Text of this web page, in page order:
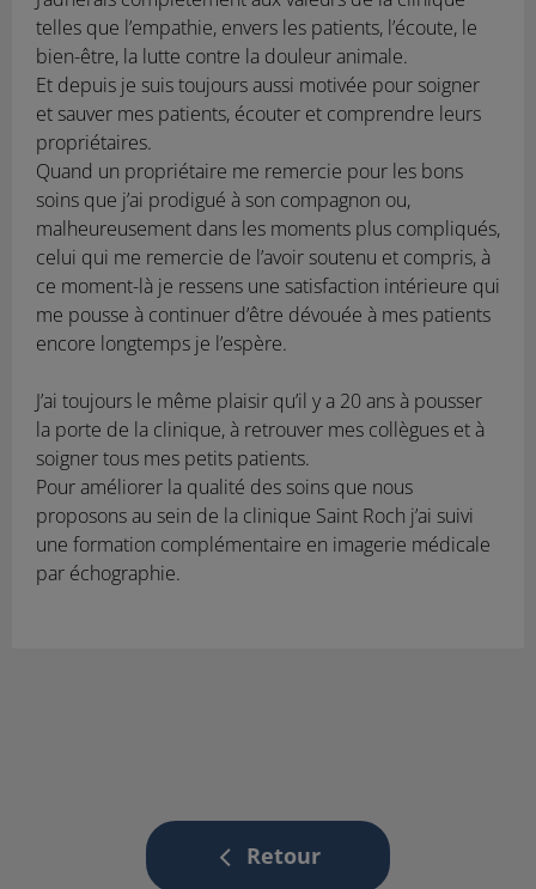
telles que l’empathie, envers les patients, l’écoute, le
bien-être, la lutte contre la douleur animale.
Et depuis je suis toujours aussi motivée pour soigner
et sauver mes patients, écouter et comprendre leurs
propriétaires.
Quand un propriétaire me remercie pour les bons
soins que j’ai prodigué à son compagnon ou,
malheureusement dans les moments plus compliqués,
celui qui me remercie de l’avoir soutenu et compris, à
ce moment-là je ressens une satisfaction intérieure qui
me pousse à continuer d’être dévouée à mes patients
encore longtemps je l’espère.
J’ai toujours le même plaisir qu’il y a 20 ans à pousser
la porte de la clinique, à retrouver mes collègues et à
soigner tous mes petits patients.
Pour améliorer la qualité des soins que nous
proposons au sein de la clinique Saint Roch j’ai suivi
une formation complémentaire en imagerie médicale
par échographie.
Retour